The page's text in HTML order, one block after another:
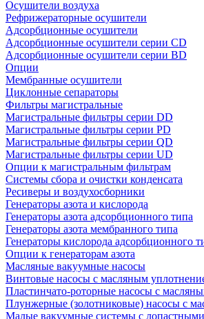
Осушители воздуха
Рефрижераторные осушители
Адсорбционные осушители
Адсорбционные осушители серии CD
Адсорбционные осушители серии BD
Опции
Мембранные осушители
Циклонные сепараторы
Фильтры магистральные
Магистральные фильтры серии DD
Магистральные фильтры серии PD
Магистральные фильтры серии QD
Магистральные фильтры серии UD
Опции к магистральным фильтрам
Системы сбора и очистки конденсата
Ресиверы и воздухосборники
Генераторы азота и кислорода
Генераторы азота адсорбционного типа
Генераторы азота мембранного типа
Генераторы кислорода адсорбционного
Опции к генераторам азота
Масляные вакуумные насосы
Винтовые насосы с масляным
Пластинчато-роторные насосы с
Плунжерные (золотниковые) насосы с
Малые вакуумные системы с